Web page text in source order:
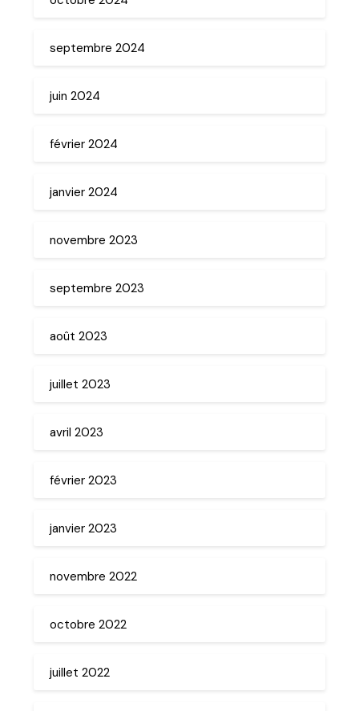
septembre 2024
juin 2024
février 2024
janvier 2024
novembre 2023
septembre 2023
août 2023
juillet 2023
avril 2023
février 2023
janvier 2023
novembre 2022
octobre 2022
juillet 2022